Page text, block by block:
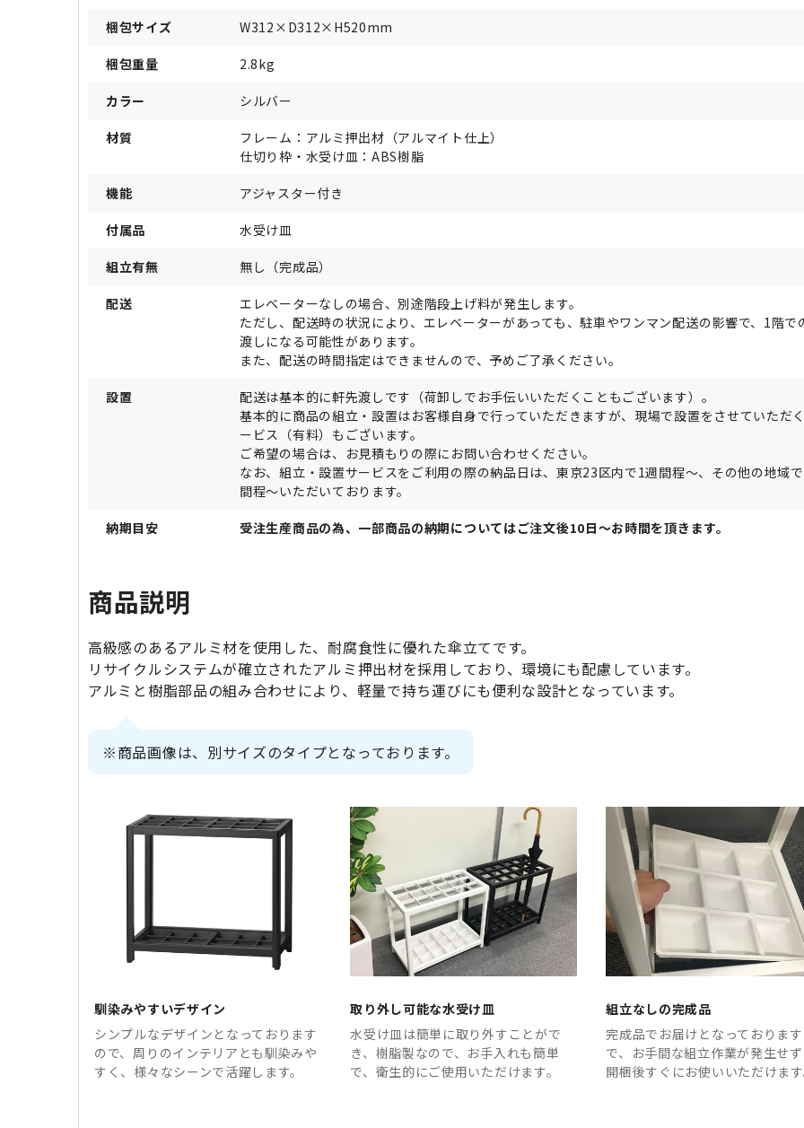
梱包サイズ W312×D312×H520mm
梱包重量 2.8kg
カラー シルバー
材質
フレーム：アルミ押出材（アルマイト仕上）
仕切り枠・水受け皿：ABS樹脂
機能 アジャスター付き
付属品 水受け皿
組立有無 無し（完成品）
配送
エレベーターなしの場合、別途階段上げ料が発生します。
ただし、配送時の状況により、エレベーターがあっても、駐車やワンマン配送の影響で、1階で
渡しになる可能性があります。
また、配送の時間指定はできませんので、予めご了承ください。
設置
配送は基本的に軒先渡しです（荷卸しでお手伝いいただくこともございます）。
基本的に商品の組立・設置はお客様自身で行っていただきますが、現場で設置をさせていただ
ービス（有料）もございます。
ご希望の場合は、お見積もりの際にお問い合わせください。
なお、組立・設置サービスをご利用の際の納品日は、東京23区内で1週間程～、その他の地域
間程～いただいております。
納期目安 受注生産商品の為、一部商品の納期についてはご注文後10日〜お時間を頂きます。
商品説明
高級感のあるアルミ材を使用した、耐腐食性に優れた傘立てです。
リサイクルシステムが確立されたアルミ押出材を採用しており、環境にも配慮しています。
アルミと樹脂部品の組み合わせにより、軽量で持ち運びにも便利な設計となっています。
※商品画像は、別サイズのタイプとなっております。
馴染みやすいデザイン
シンプルなデザインとなっております
ので、周りのインテリアとも馴染みや
すく、様々なシーンで活躍します。
取り外し可能な水受け皿
水受け皿は簡単に取り外すことがで
き、樹脂製なので、お手入れも簡単
で、衛生的にご使用いただけます。
組立なしの完成品
完成品でお届けとなっておりま
で、お手間な組立作業が発生せ
開梱後すぐにお使いいただけま